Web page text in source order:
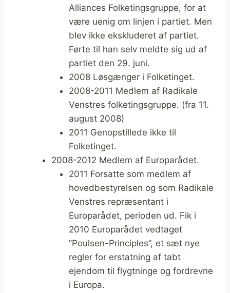
Alliances Folketingsgruppe, for at
være uenig om linjen i partiet. Men
blev ikke ekskluderet af partiet.
Førte til han selv meldte sig ud af
partiet den 29. juni.
2008 Løsgænger i Folketinget.
2008-2011 Medlem af Radikale
Venstres folketingsgruppe. (fra 11.
august 2008)
2011 Genopstillede ikke til
Folketinget.
2008-2012 Medlem af Europarådet.
2011 Forsatte som medlem af
hovedbestyrelsen og som Radikale
Venstres repræsentant i
Europarådet, perioden ud. Fik i
2010 Europarådet vedtaget
”Poulsen-Principles”, et sæt nye
regler for erstatning af tabt
ejendom til flygtninge og fordrevne
i Europa.